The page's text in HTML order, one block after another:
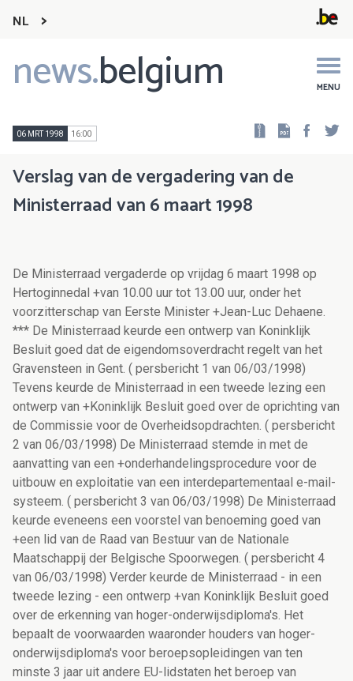
NL
news.belgium MENU
Main
navigation
06 MRT 1998 16:00
Verslag van de vergadering van de
Ministerraad van 6 maart 1998
De Ministerraad vergaderde op vrijdag 6 maart 1998 op
Hertoginnedal +van 10.00 uur tot 13.00 uur, onder het
voorzitterschap van Eerste Minister +Jean-Luc Dehaene.
*** De Ministerraad keurde een ontwerp van Koninklijk
Besluit goed dat de eigendomsoverdracht regelt van het
Gravensteen in Gent. ( persbericht 1 van 06/03/1998)
Tevens keurde de Ministerraad in een tweede lezing een
ontwerp van +Koninklijk Besluit goed over de oprichting van
de Commissie voor de Overheidsopdrachten. ( persbericht
2 van 06/03/1998) De Ministerraad stemde in met de
aanvatting van een +onderhandelingsprocedure voor de
uitbouw en exploitatie van een interdepartementaal e-mail-
systeem. ( persbericht 3 van 06/03/1998) De Ministerraad
keurde eveneens een voorstel van benoeming goed van
+een lid van de Raad van Bestuur van de Nationale
Maatschappij der Belgische Spoorwegen. ( persbericht 4
van 06/03/1998) Verder keurde de Ministerraad - in een
tweede lezing - een ontwerp +van Koninklijk Besluit goed
over de erkenning van hoger-onderwijsdiploma's. Het
bepaalt de voorwaarden waaronder houders van hoger-
onderwijsdiploma's voor beroepsopleidingen van ten
minste 3 jaar uit andere EU-lidstaten het beroep van